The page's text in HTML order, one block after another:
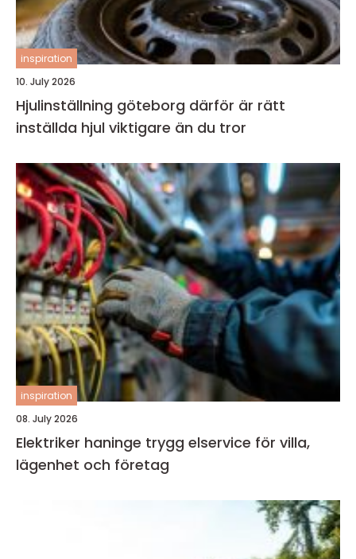
inspiration
10. July 2026
Hjulinställning göteborg därför är rätt
inställda hjul viktigare än du tror
inspiration
08. July 2026
Elektriker haninge trygg elservice för villa,
lägenhet och företag